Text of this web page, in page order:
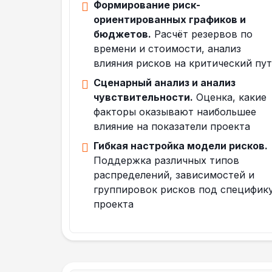
Формирование риск-
ориентированных графиков и
бюджетов. Расчёт резервов по
времени и стоимости, анализ
влияния рисков на критический
Сценарный анализ и анализ
чувствительности. Оценка, какие
факторы оказывают наибольшее
влияние на показатели проекта
Гибкая настройка модели рисков.
Поддержка различных типов
распределений, зависимостей и
группировок рисков под
проекта